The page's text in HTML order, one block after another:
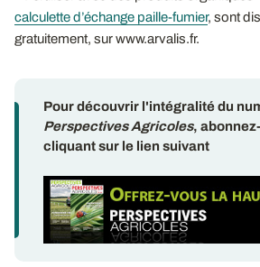
calculette d’échange paille-fumier, sont
gratuitement, sur www.arvalis.fr.
Pour découvrir l'intégralité du
Perspectives Agricoles,
cliquant sur le lien suivant